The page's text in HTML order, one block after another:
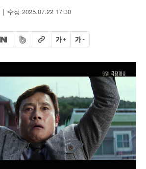
수정 2025.07.22 17:30
하기
유하기
네이버 공유하기
밴드 공유하기
URL복사글자 크게글자 작게